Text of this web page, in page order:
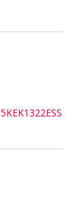
5KEK1322ESS